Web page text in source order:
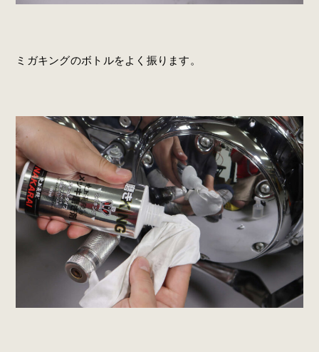
ミガキングのボトルをよく振ります。